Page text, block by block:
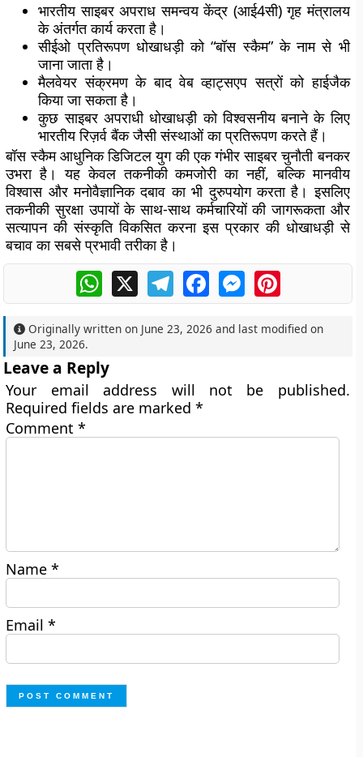
भारतीय साइबर अपराध समन्वय केंद्र (आई4सी) गृह मंत्रालय
के अंतर्गत कार्य करता है।
सीईओ प्रतिरूपण धोखाधड़ी को “बॉस स्कैम” के नाम से भी
जाना जाता है।
मैलवेयर संक्रमण के बाद वेब व्हाट्सएप सत्रों को हाईजैक
किया जा सकता है।
कुछ साइबर अपराधी धोखाधड़ी को विश्वसनीय बनाने के लिए
भारतीय रिज़र्व बैंक जैसी संस्थाओं का प्रतिरूपण करते हैं।
बॉस स्कैम आधुनिक डिजिटल युग की एक गंभीर साइबर चुनौती बनकर
उभरा है। यह केवल तकनीकी कमजोरी का नहीं, बल्कि मानवीय
विश्वास और मनोवैज्ञानिक दबाव का भी दुरुपयोग करता है। इसलिए
तकनीकी सुरक्षा उपायों के साथ-साथ कर्मचारियों की जागरूकता और
सत्यापन की संस्कृति विकसित करना इस प्रकार की धोखाधड़ी से
बचाव का सबसे प्रभावी तरीका है।
WhatsApp
X TelegramFacebookMessengerPinterest
Originally written on June 23, 2026 and last modified on
June 23, 2026.
Leave a Reply
Your email address will not be published.
Required fields are marked*
Comment*
Name*
Email*